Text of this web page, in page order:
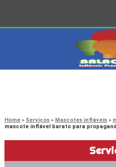
Home Serviços Mascotes infláveis
mascote inflável barato para